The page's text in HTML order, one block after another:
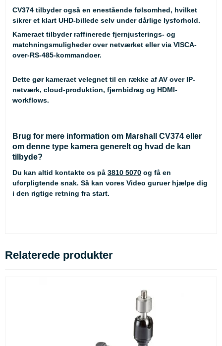
CV374 tilbyder også en enestående følsomhed, hvilket
sikrer et klart UHD-billede selv under dårlige lysforhold.
Kameraet tilbyder raffinerede fjernjusterings- og
matchningsmuligheder over netværket eller via VISCA-
over-RS-485-kommandoer.
Dette gør kameraet velegnet til en række af AV over IP-
netværk, cloud-produktion, fjernbidrag og HDMI-
workflows.
Brug for mere information om Marshall CV374 eller
om denne type kamera generelt og hvad de kan
tilbyde?
Du kan altid kontakte os på 3810 5070 og få en
uforpligtende snak. Så kan vores Video guruer hjælpe dig
i den rigtige retning fra start.
Relaterede produkter